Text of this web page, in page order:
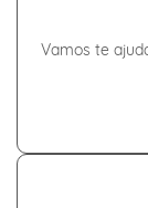
Vamos te